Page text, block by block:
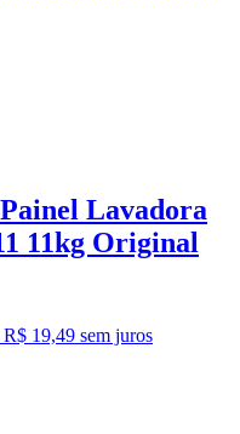
Lavadora
11kg Original
R$ 19,49 sem juros